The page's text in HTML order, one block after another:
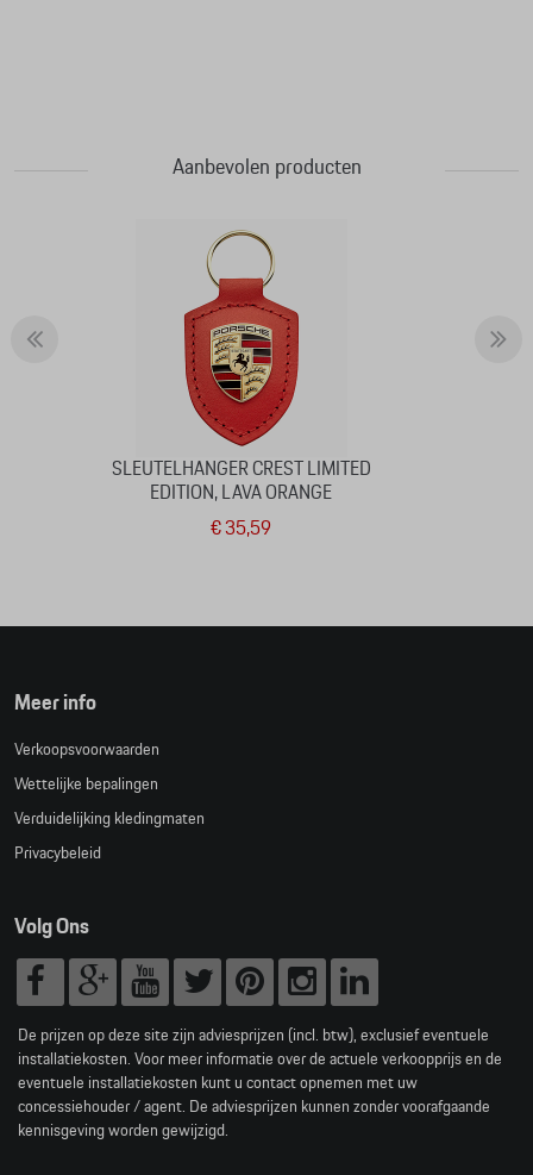
Aanbevolen producten
SLEUTELHANGER CREST LIMITED
EDITION, LAVA ORANGE
€ 35,59
Meer info
Verkoopsvoorwaarden
Wettelijke bepalingen
Verduidelijking kledingmaten
Privacybeleid
Volg Ons
De prijzen op deze site zijn adviesprijzen (incl. btw), exclusief eventuele
installatiekosten. Voor meer informatie over de actuele verkoopprijs en de
eventuele installatiekosten kunt u contact opnemen met uw
concessiehouder / agent. De adviesprijzen kunnen zonder voorafgaande
kennisgeving worden gewijzigd.